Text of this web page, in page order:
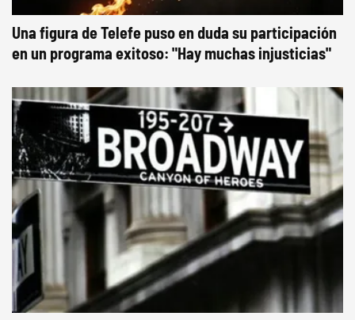
Una figura de Telefe puso en duda su participación
en un programa exitoso: "Hay muchas injusticias"